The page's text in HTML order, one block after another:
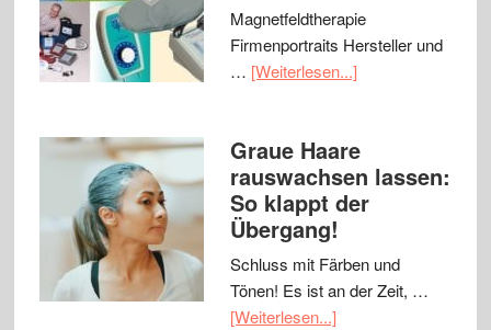
Magnetfeldtherapie
Firmenportraits Hersteller und
… [Weiterlesen...]
Graue Haare
rauswachsen lassen:
So klappt der
Übergang!
Schluss mit Färben und
Tönen! Es ist an der Zeit, …
[Weiterlesen...]